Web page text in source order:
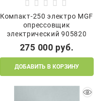
Компакт-250 электро MGF
опрессовщик
электрический 905820
275 000 руб.
ДОБАВИТЬ В КОРЗИНУ